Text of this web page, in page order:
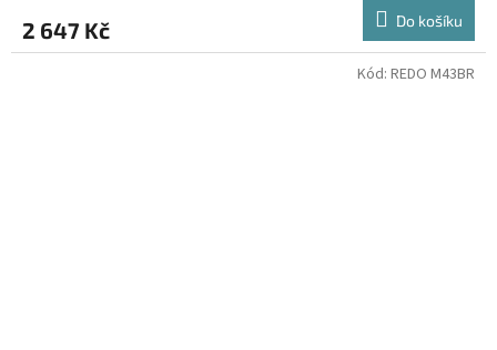
2 647 Kč Do košíku
Kód: REDO M43BR